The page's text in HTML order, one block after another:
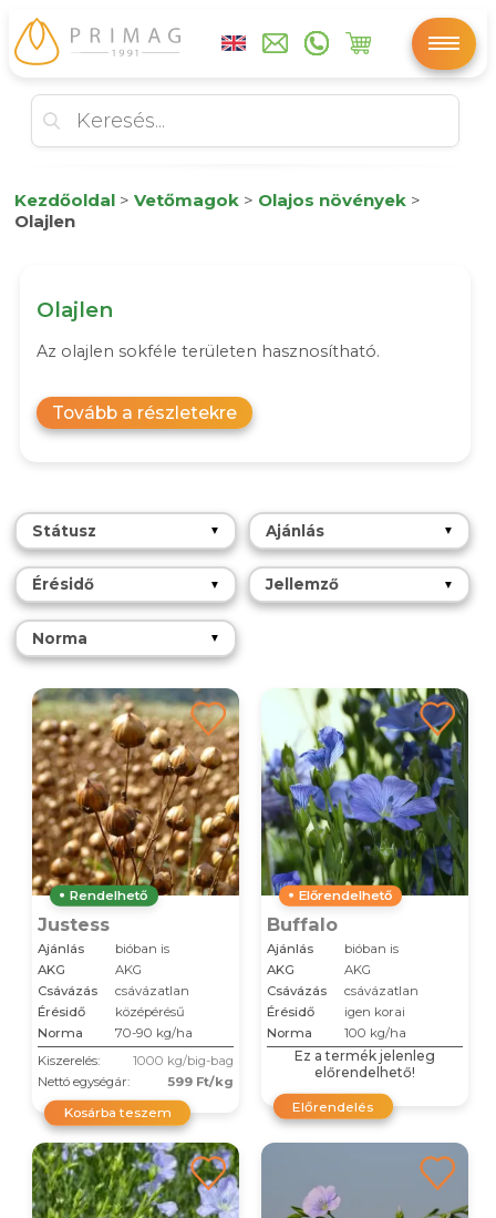
Kezdőoldal > Vetőmagok > Olajos növények >
Olajlen
Olajlen
Az olajlen sokféle területen hasznosítható.
Tovább a részletekre
Státusz ▼ Ajánlás ▼
Érésidő ▼ Jellemző ▼
Norma ▼
Rendelhető
Justess
Ajánlás
bióban is
AKG
AKG
Csávázás
csávázatlan
Érésidő
középérésű
Norma
70-90 kg/ha
Kiszerelés:
1000 kg/big-bag
Nettó egységár:
599 Ft/kg
Kosárba teszem
Előrendelhető
Buffalo
Ajánlás
bióban is
AKG
AKG
Csávázás
csávázatlan
Érésidő
igen korai
Norma
100 kg/ha
Ez a termék jelenleg
előrendelhető!
Előrendelés